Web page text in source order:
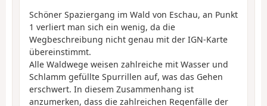
Schöner Spaziergang im Wald von Eschau, an Punkt
1 verliert man sich ein wenig, da die
Wegbeschreibung nicht genau mit der IGN-Karte
übereinstimmt.
Alle Waldwege weisen zahlreiche mit Wasser und
Schlamm gefüllte Spurrillen auf, was das Gehen
erschwert. In diesem Zusammenhang ist
anzumerken, dass die zahlreichen Regenfälle der